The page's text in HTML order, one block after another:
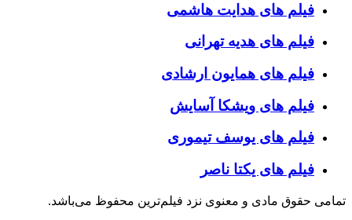
فیلم های هدایت هاشمی
فیلم های هدیه تهرانی
فیلم های همایون ارشادی
فیلم های ویشکا آسایش
فیلم های یوسف تیموری
فیلم های یکتا ناصر
حقوق مادی و معنوی نزد فیلم‌ترین محفوظ می‌باشد.